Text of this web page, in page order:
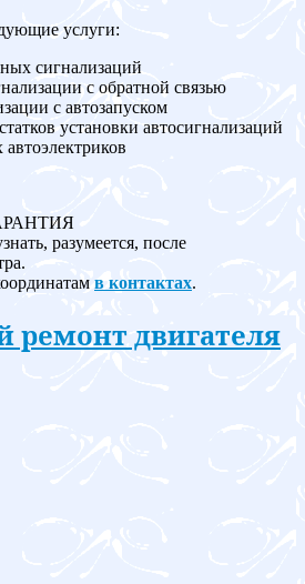
услуги:
сигнализаций
с обратной связью
с автозапуском
установки автосигнализаций
разумеется, после
в контактах.
ремонт двигателя